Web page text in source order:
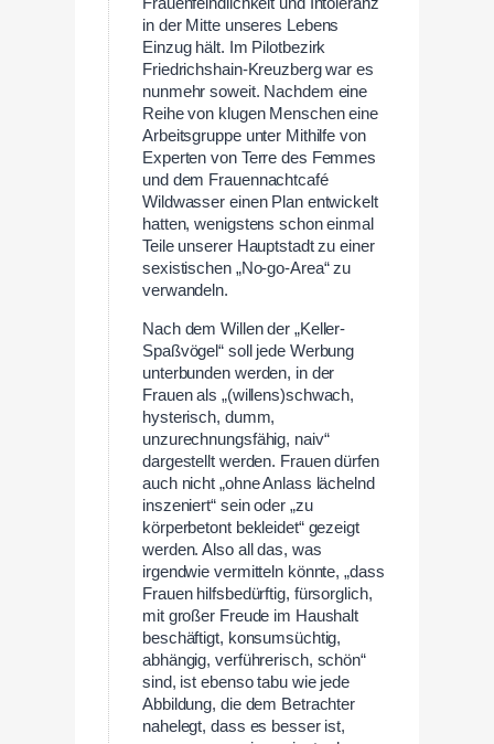
in der Mitte unseres Lebens
Einzug hält. Im Pilotbezirk
Friedrichshain-Kreuzberg war es
nunmehr soweit. Nachdem eine
Reihe von klugen Menschen eine
Arbeitsgruppe unter Mithilfe von
Experten von Terre des Femmes
und dem Frauennachtcafé
Wildwasser einen Plan entwickelt
hatten, wenigstens schon einmal
Teile unserer Hauptstadt zu einer
sexistischen „No-go-Area“ zu
verwandeln.
Nach dem Willen der „Keller-
Spaßvögel“ soll jede Werbung
unterbunden werden, in der
Frauen als „(willens)schwach,
hysterisch, dumm,
unzurechnungsfähig, naiv“
dargestellt werden. Frauen dürfen
auch nicht „ohne Anlass lächelnd
inszeniert“ sein oder „zu
körperbetont bekleidet“ gezeigt
werden. Also all das, was
irgendwie vermitteln könnte, „dass
Frauen hilfsbedürftig, fürsorglich,
mit großer Freude im Haushalt
beschäftigt, konsumsüchtig,
abhängig, verführerisch, schön“
sind, ist ebenso tabu wie jede
Abbildung, die dem Betrachter
nahelegt, dass es besser ist,